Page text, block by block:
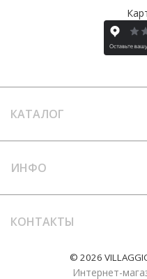
КАТАЛОГ
ИНФО
КОНТАКТЫ
© 2026
Интернет-